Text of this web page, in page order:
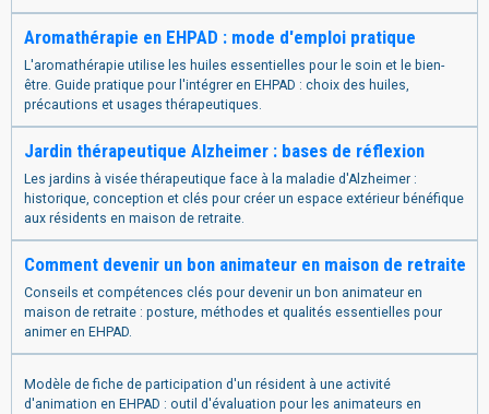
Aromathérapie en EHPAD : mode d'emploi pratique
L'aromathérapie utilise les huiles essentielles pour le soin et le bien-
être. Guide pratique pour l'intégrer en EHPAD : choix des huiles,
précautions et usages thérapeutiques.
Jardin thérapeutique Alzheimer : bases de réflexion
Les jardins à visée thérapeutique face à la maladie d'Alzheimer :
historique, conception et clés pour créer un espace extérieur bénéfique
aux résidents en maison de retraite.
Comment devenir un bon animateur en maison de retraite
Conseils et compétences clés pour devenir un bon animateur en
maison de retraite : posture, méthodes et qualités essentielles pour
animer en EHPAD.
Modèle de fiche de participation d'un résident à une activité
d'animation en EHPAD : outil d'évaluation pour les animateurs en